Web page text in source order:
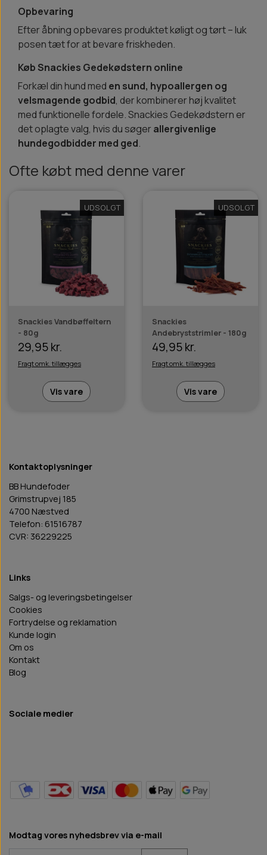
Opbevaring
Efter åbning opbevares produktet køligt og tørt – luk
posen tæt for at bevare friskheden.
Køb Snackies Gedekødstern online
Forkæl din hund med en sund, hypoallergen og
velsmagende godbid, der kombinerer høj kvalitet
med funktionelle fordele. Snackies Gedekødstern er
det oplagte valg, hvis du søgerallergivenlige
hundegodbidder med ged.
Ofte købt med denne varer
UDSOLGT
Snackies Vandbøffeltern
- 80g
29,95 kr.
Fragt omk. tillægges
Vis vare
UDSOLGT
Snackies
Andebryststrimler - 180g
49,95 kr.
Fragt omk. tillægges
Vis vare
Kontaktoplysninger
BB Hundefoder
Grimstrupvej 185
4700 Næstved
Telefon: 61516787
CVR: 36229225
Links
Salgs- og leveringsbetingelser
Cookies
Fortrydelse og reklamation
Kunde login
Om os
Kontakt
Blog
Sociale medier
Modtag vores nyhedsbrev via e-mail